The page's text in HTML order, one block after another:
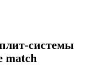
системы
match